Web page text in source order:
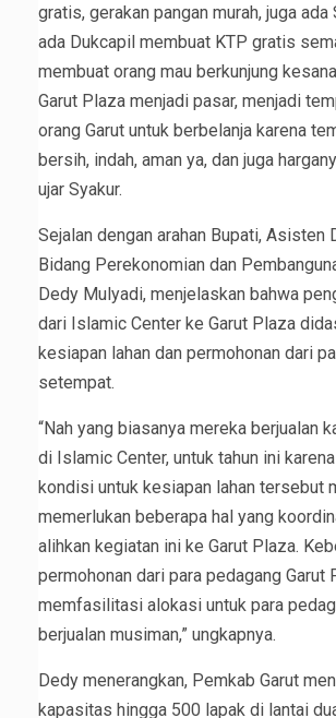
gratis, gerakan pangan murah, juga ada
ada Dukcapil membuat KTP gratis
membuat orang mau berkunjung
Garut Plaza menjadi pasar, menjadi
orang Garut untuk berbelanja karena
bersih, indah, aman ya, dan juga
ujar Syakur.
Sejalan dengan arahan Bupati, Asisten
Bidang Perekonomian dan
Dedy Mulyadi, menjelaskan bahwa
dari Islamic Center ke Garut Plaza
kesiapan lahan dan permohonan dari
setempat.
“Nah yang biasanya mereka berjualan
di Islamic Center, untuk tahun ini
kondisi untuk kesiapan lahan tersebut
memerlukan beberapa hal yang
alihkan kegiatan ini ke Garut Plaza.
permohonan dari para pedagang Garut
memfasilitasi alokasi untuk para
berjualan musiman,” ungkapnya.
Dedy menerangkan, Pemkab Garut
kapasitas hingga 500 lapak di lantai